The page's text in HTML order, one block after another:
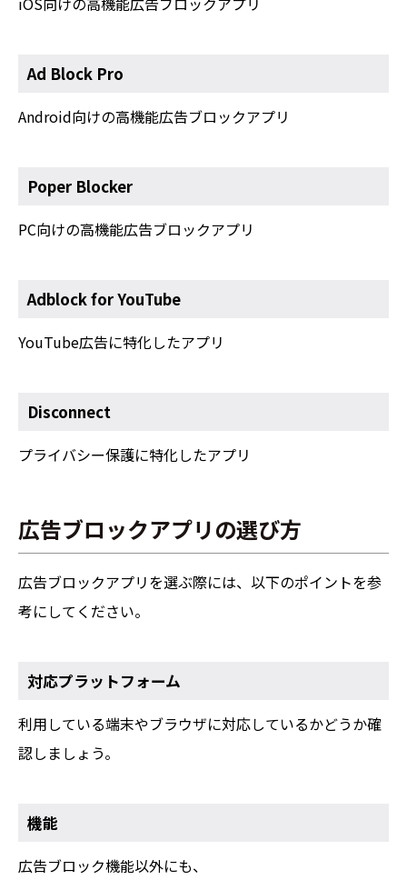
Ad Block Pro
Android向けの高機能広告ブロックアプリ
Poper Blocker
PC向けの高機能広告ブロックアプリ
Adblock for YouTube
YouTube広告に特化したアプリ
Disconnect
プライバシー保護に特化したアプリ
広告ブロックアプリの選び方
広告ブロックアプリを選ぶ際には、以下のポイントを参
考にしてください。
対応プラットフォーム
利用している端末やブラウザに対応しているかどうか確
認しましょう。
機能
広告ブロック機能以外にも、